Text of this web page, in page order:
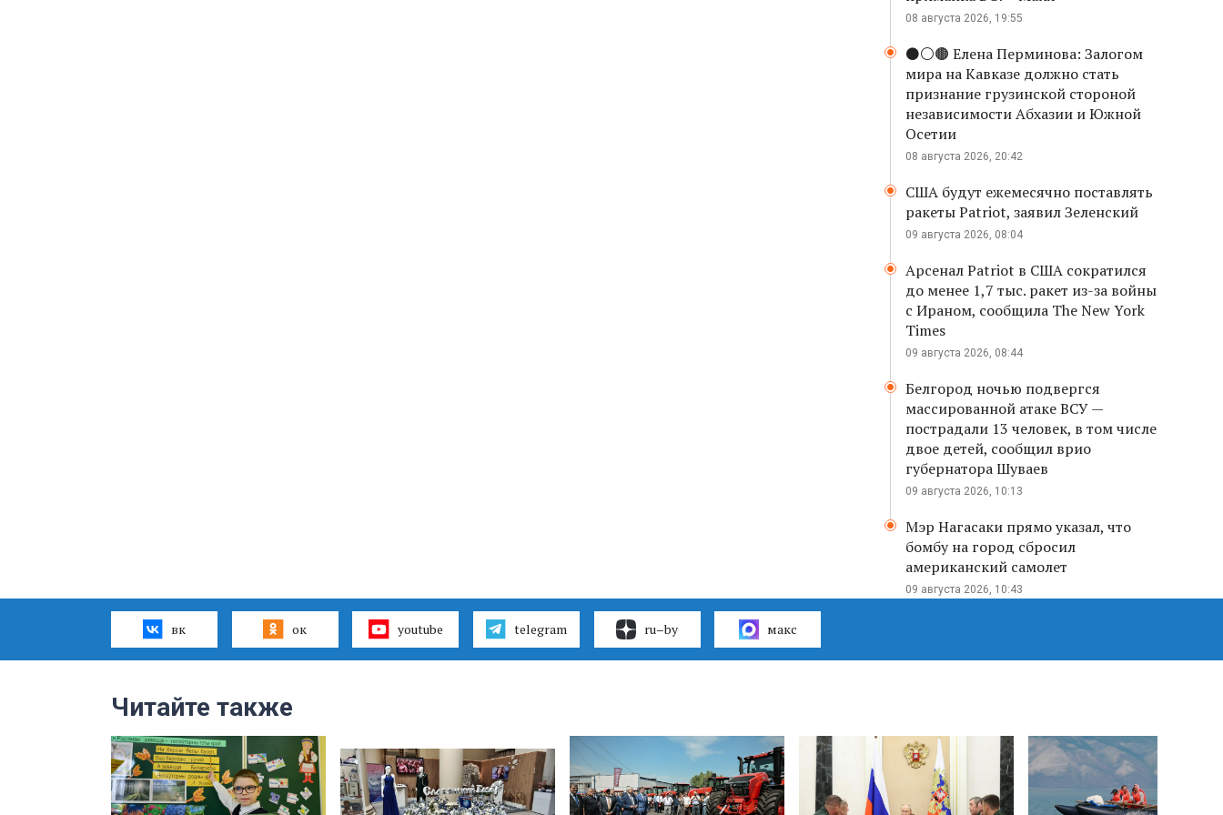
08 августа 2026, 19:55
⚫️⚪️🟤 Елена Перминова: Залогом
мира на Кавказе должно стать
признание грузинской стороной
независимости Абхазии и Южной
Осетии
08 августа 2026, 20:42
США будут ежемесячно поставлять
ракеты Patriot, заявил Зеленский
09 августа 2026, 08:04
Арсенал Patriot в США сократился
до менее 1,7 тыс. ракет из-за войны
с Ираном, сообщила The New York
Times
09 августа 2026, 08:44
Белгород ночью подвергся
массированной атаке ВСУ —
пострадали 13 человек, в том числе
двое детей, сообщил врио
губернатора Шуваев
09 августа 2026, 10:13
Мэр Нагасаки прямо указал, что
бомбу на город сбросил
американский самолет
09 августа 2026, 10:43
вк ок youtube telegram ru–by макс
Читайте также